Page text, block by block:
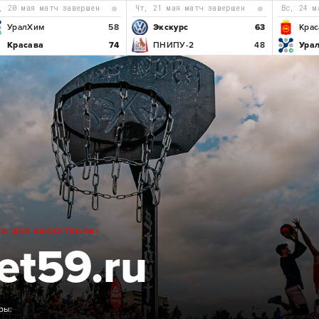
20 мая матч завершен
УралХим
58
Красава
74
чт, 21 мая матч завершен
Экскурс
63
ПНИПУ-2
48
вс, 24
ДЛЯ БАСКЕТБОЛА!